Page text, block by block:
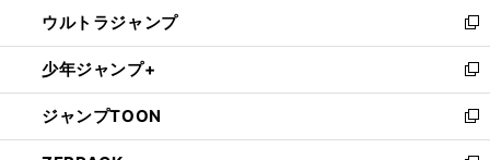
く
で
開
く
ド
ウ
で
開
く
ィ
ン
ド
ウ
で
開
い
ウ
ィ
ン
ド
ウ
ウルトラジャンプ
新
し
い
ウ
ィ
ン
少年ジャンプ+
新
し
い
ウ
ジャンプTOON
新
し